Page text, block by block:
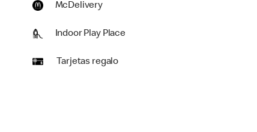
McDelivery
Indoor Play Place
Tarjetas regalo